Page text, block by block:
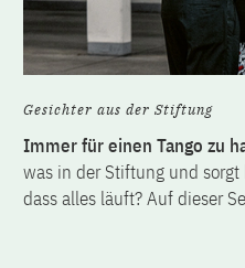
Gesichter aus der Stiftung
Immer für einen Tango zu
was in der Stiftung und
dass alles läuft? Auf dieser